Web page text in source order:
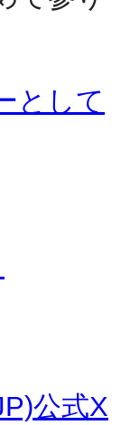
として
公式X